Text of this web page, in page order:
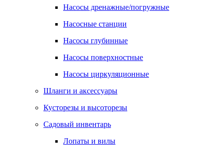
Насосы дренажные/погружные
Насосные станции
Насосы глубинные
Насосы поверхностные
Насосы циркуляционные
Шланги и аксессуары
Кусторезы и высоторезы
Садовый инвентарь
Лопаты и вилы